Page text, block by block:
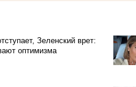
Зеленский врет:
оптимизма